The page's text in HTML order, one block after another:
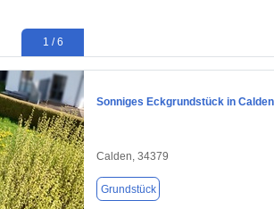
1 / 6
Sonniges Eckgrundstück in
Calden, 34379
Grundstück